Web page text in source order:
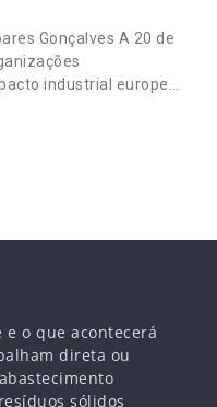
Gonçalves A 20 de
industrial europeu
e o que acontecerá
direta ou
sólidos